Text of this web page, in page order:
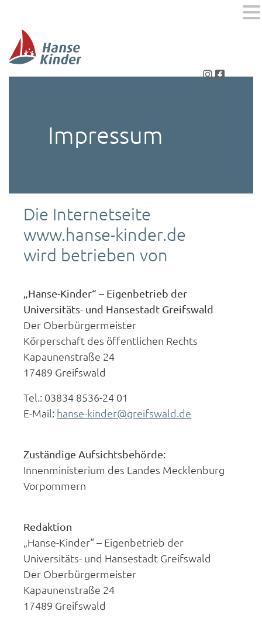
Impressum
Die Internetseite
www.hanse-kinder.de
wird betrieben von
„Hanse-Kinder“ – Eigenbetrieb der
Universitäts- und Hansestadt Greifswald
Der Oberbürgermeister
Körperschaft des öffentlichen Rechts
Kapaunenstraße 24
17489 Greifswald
Tel.: 03834 8536-24 01
E-Mail: hanse-kinder@greifswald.de
Zuständige Aufsichtsbehörde:
Innenministerium des Landes Mecklenburg
Vorpommern
Redaktion
„Hanse-Kinder“ – Eigenbetrieb der
Universitäts- und Hansestadt Greifswald
Der Oberbürgermeister
Kapaunenstraße 24
17489 Greifswald